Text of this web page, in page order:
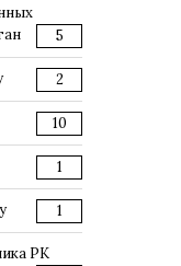
5
2
10
1
1
РК